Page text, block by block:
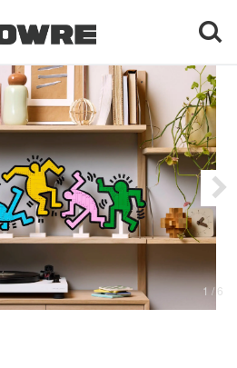
每日鲜榨
现客视点
每日栏目
时 尚
球 鞋
1/ 6